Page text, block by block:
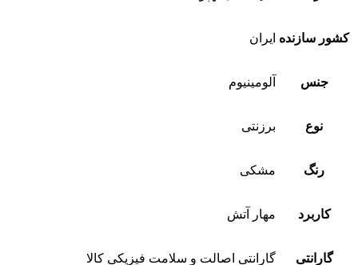
کشور سازنده ایران
جنس آلومینیوم
نوع برزنتی
رنگ مشکی
کاربرد مهار آتش
گارانتی گارانتی اصالت و سلامت فیزیکی کالا